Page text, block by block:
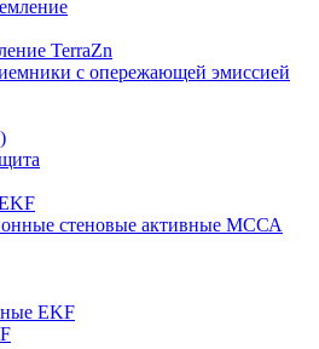
TerraZn
с опережающей эмиссией
стеновые активные МССА
EKF